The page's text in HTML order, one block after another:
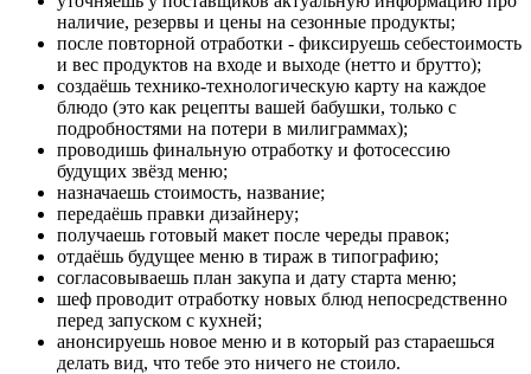
наличие, резервы и цены на сезонные продукты;
после повторной отработки - фиксируешь себестоимость
и вес продуктов на входе и выходе (нетто и брутто);
создаёшь технико-технологическую карту на каждое
блюдо (это как рецепты вашей бабушки, только с
подробностями на потери в милиграммах);
проводишь финальную отработку и фотосессию
будущих звёзд меню;
назначаешь стоимость, название;
передаёшь правки дизайнеру;
получаешь готовый макет после череды правок;
отдаёшь будущее меню в тираж в типографию;
согласовываешь план закупа и дату старта меню;
шеф проводит отработку новых блюд непосредственно
перед запуском с кухней;
анонсируешь новое меню и в который раз стараешься
делать вид, что тебе это ничего не стоило.